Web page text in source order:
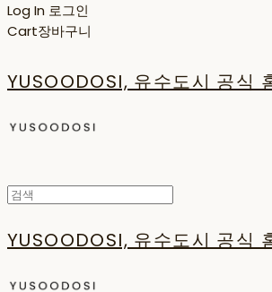
Log In 로그인
Cart장바구니
YUSOODOSI, 유수도시 공식
YUSOODOSI, 유수도시 공식